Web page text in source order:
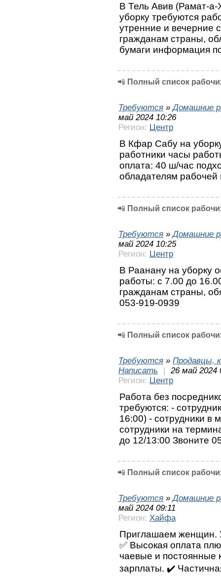
В Тель Авив (Рамат-а-
уборку требуются
утренние и вечерние
гражданам страны,
бумаги информация
📲 Полный список
Требуются »Домашние
май 2024 10:26
Регион: Центр
В Кфар Сабу на
работники часы
оплата: 40 ш/час
обладателям рабочей
📲 Полный список
Требуются »Домашние
май 2024 10:25
Регион: Центр
В Раанану на уборку
работы: с 7.00 до
гражданам страны,
053-919-0939
📲 Полный список
Требуются » Продавцы,
Написать
|
26 май 2024
Регион: Центр
Работа без
требуются: -
16:00) - сотрудники в
сотрудники на
до 12/13:00 Звоните
📲 Полный список
Требуются »Домашние
май 2024 09:11
Регион: Хайфа
Приглашаем женщин.
✅ Высокая оплата
чаевые и постоянные
зарплаты. ✔️